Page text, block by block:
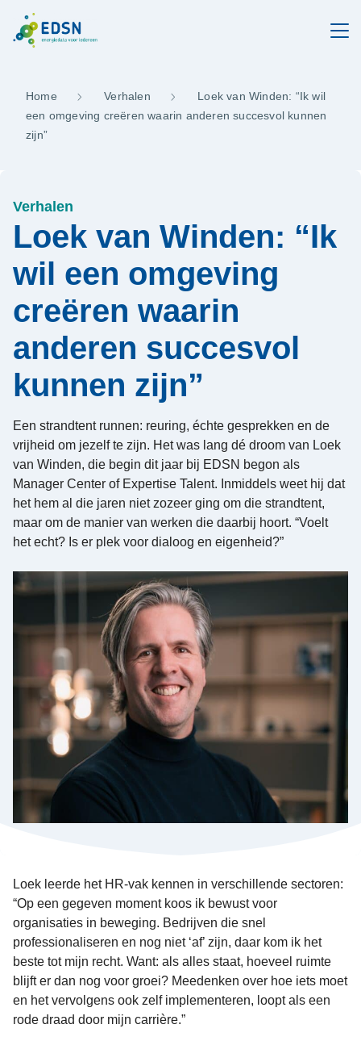
Home Verhalen
Loek van Winden: “Ik wil
een omgeving creëren waarin anderen succesvol kunnen
zijn”
Verhalen
Loek van Winden: “Ik
wil een omgeving
creëren waarin
anderen succesvol
kunnen zijn”
Een strandtent runnen: reuring, échte gesprekken en de
vrijheid om jezelf te zijn. Het was lang dé droom van Loek
van Winden, die begin dit jaar bij EDSN begon als
Manager Center of Expertise Talent. Inmiddels weet hij dat
het hem al die jaren niet zozeer ging om die strandtent,
maar om de manier van werken die daarbij hoort. “Voelt
het echt? Is er plek voor dialoog en eigenheid?”
Loek leerde het HR-vak kennen in verschillende sectoren:
“Op een gegeven moment koos ik bewust voor
organisaties in beweging. Bedrijven die snel
professionaliseren en nog niet ‘af’ zijn, daar kom ik het
beste tot mijn recht. Want: als alles staat, hoeveel ruimte
blijft er dan nog voor groei? Meedenken over hoe iets moet
en het vervolgens ook zelf implementeren, loopt als een
rode draad door mijn carrière.”